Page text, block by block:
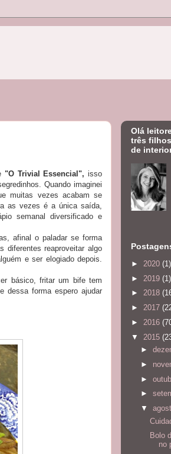
"O Trivial Essencial", isso
Quando imaginei
muitas vezes acabam se
as vezes é a única saída,
semanal diversificado e
afinal o paladar se forma
diferentes reaproveitar algo
e ser elogiado depois.
básico, fritar um bife tem
dessa forma espero ajudar
Olá
três
de
► 2020 (1)
► 2019 (1)
► 2018
► 2017
► 2016
▼ 2015
►
►
►
►
▼
Bolo
no